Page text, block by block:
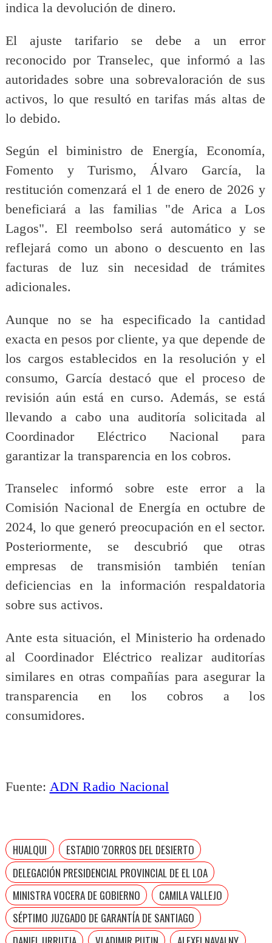
indica la devolución de dinero.
El ajuste tarifario se debe a un error
reconocido por Transelec, que informó a las
autoridades sobre una sobrevaloración de sus
activos, lo que resultó en tarifas más altas de
lo debido.
Según el biministro de Energía, Economía,
Fomento y Turismo, Álvaro García, la
restitución comenzará el 1 de enero de 2026 y
beneficiará a las familias "de Arica a Los
Lagos". El reembolso será automático y se
reflejará como un abono o descuento en las
facturas de luz sin necesidad de trámites
adicionales.
Aunque no se ha especificado la cantidad
exacta en pesos por cliente, ya que depende de
los cargos establecidos en la resolución y el
consumo, García destacó que el proceso de
revisión aún está en curso. Además, se está
llevando a cabo una auditoría solicitada al
Coordinador Eléctrico Nacional para
garantizar la transparencia en los cobros.
Transelec informó sobre este error a la
Comisión Nacional de Energía en octubre de
2024, lo que generó preocupación en el sector.
Posteriormente, se descubrió que otras
empresas de transmisión también tenían
deficiencias en la información respaldatoria
sobre sus activos.
Ante esta situación, el Ministerio ha ordenado
al Coordinador Eléctrico realizar auditorías
similares en otras compañías para asegurar la
transparencia en los cobros a los
consumidores.
Fuente: ADN Radio Nacional
HUALQUI
ESTADIO 'ZORROS DEL DESIERTO
DELEGACIÓN PRESIDENCIAL PROVINCIAL DE EL LOA
MINISTRA VOCERA DE GOBIERNO
CAMILA VALLEJO
SÉPTIMO JUZGADO DE GARANTÍA DE SANTIAGO